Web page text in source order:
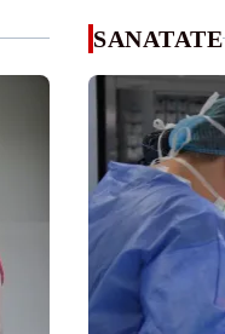
SANATATE